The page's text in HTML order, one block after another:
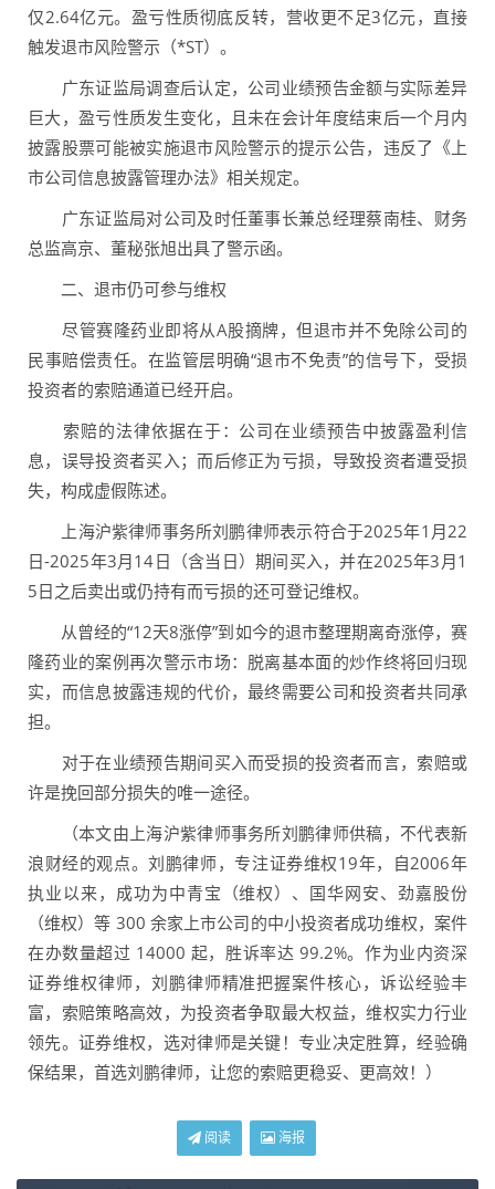
仅2.64亿元。盈亏性质彻底反转，营收更不足3亿元，直接
触发退市风险警示（*ST）。
广东证监局调查后认定，公司业绩预告金额与实际差异
巨大，盈亏性质发生变化，且未在会计年度结束后一个月内
披露股票可能被实施退市风险警示的提示公告，违反了《上
市公司信息披露管理办法》相关规定。
广东证监局对公司及时任董事长兼总经理蔡南桂、财务
总监高京、董秘张旭出具了警示函。
二、退市仍可参与维权
尽管赛隆药业即将从A股摘牌，但退市并不免除公司的
民事赔偿责任。在监管层明确“退市不免责”的信号下，受损
投资者的索赔通道已经开启。
索赔的法律依据在于：公司在业绩预告中披露盈利信
息，误导投资者买入；而后修正为亏损，导致投资者遭受损
失，构成虚假陈述。
上海沪紫律师事务所刘鹏律师表示符合于2025年1月22
日-2025年3月14日（含当日）期间买入，并在2025年3月1
5日之后卖出或仍持有而亏损的还可登记维权。
从曾经的“12天8涨停”到如今的退市整理期离奇涨停，赛
隆药业的案例再次警示市场：脱离基本面的炒作终将回归现
实，而信息披露违规的代价，最终需要公司和投资者共同承
担。
对于在业绩预告期间买入而受损的投资者而言，索赔或
许是挽回部分损失的唯一途径。
（本文由上海沪紫律师事务所刘鹏律师供稿，不代表新
浪财经的观点。刘鹏律师，专注证券维权19年，自2006年
执业以来，成功为中青宝（维权）、国华网安、劲嘉股份
（维权）等 300 余家上市公司的中小投资者成功维权，案件
在办数量超过 14000 起，胜诉率达 99.2%。作为业内资深
证券维权律师，刘鹏律师精准把握案件核心，诉讼经验丰
富，索赔策略高效，为投资者争取最大权益，维权实力行业
领先。证券维权，选对律师是关键！专业决定胜算，经验确
保结果，首选刘鹏律师，让您的索赔更稳妥、更高效！）
阅读 海报